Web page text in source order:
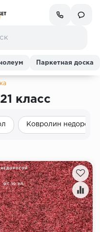
Паркетная доска
класс
Ковролин недорого
НЕДОРОГОЙ
ОТ 10 УП.